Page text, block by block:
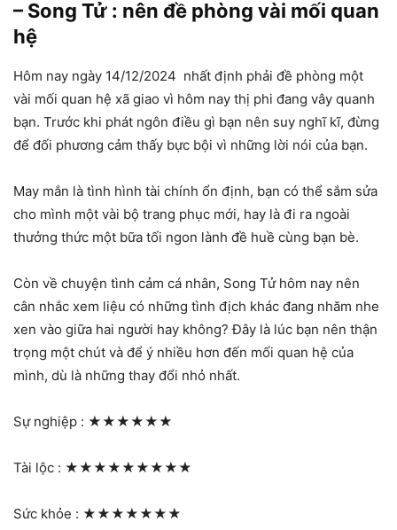
– Song Tử : nên đề phòng vài mối quan
hệ
Hôm nay ngày 14/12/2024 nhất định phải đề phòng một
vài mối quan hệ xã giao vì hôm nay thị phi đang vây quanh
bạn. Trước khi phát ngôn điều gì bạn nên suy nghĩ kĩ, đừng
để đối phương cảm thấy bực bội vì những lời nói của bạn.
May mắn là tình hình tài chính ổn định, bạn có thể sắm sửa
cho mình một vài bộ trang phục mới, hay là đi ra ngoài
thưởng thức một bữa tối ngon lành đề huề cùng bạn bè.
Còn về chuyện tình cảm cá nhân, Song Tử hôm nay nên
cân nhắc xem liệu có những tình địch khác đang nhăm nhe
xen vào giữa hai người hay không? Đây là lúc bạn nên thận
trọng một chút và để ý nhiều hơn đến mối quan hệ của
mình, dù là những thay đổi nhỏ nhất.
Sự nghiệp : ★★★★★★
Tài lộc : ★★★★★★★★★
Sức khỏe : ★★★★★★★